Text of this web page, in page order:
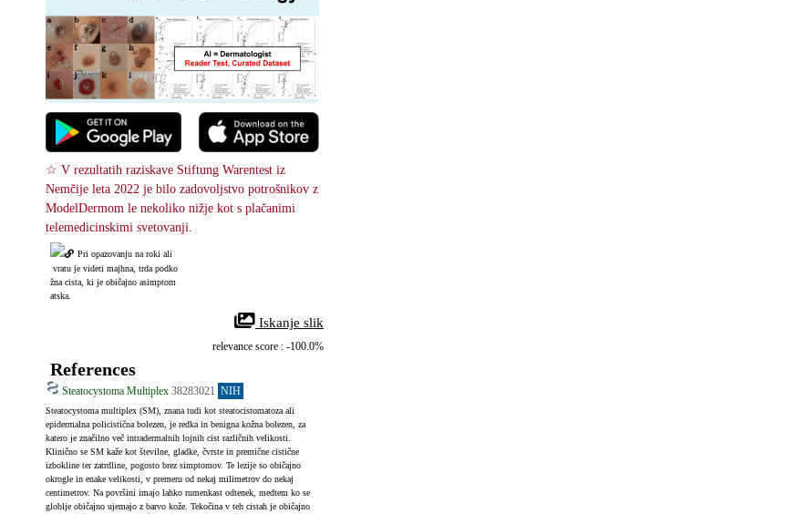
☆ V rezultatih raziskave Stiftung Warentest iz
Nemčije leta 2022 je bilo zadovoljstvo potrošnikov z
ModelDermom le nekoliko nižje kot s plačanimi
telemedicinskimi svetovanji.
Pri opazovanju na roki ali
vratu je videti majhna, trda podko
žna cista, ki je običajno asimptom
atska.
Iskanje slik
relevance score : -100.0%
References
Steatocystoma Multiplex 38283021 NIH
Steatocystoma multiplex (SM), znana tudi kot steatocistomatoza ali
epidermalna policistična bolezen, je redka in benigna kožna bolezen, za
katero je značilno več intradermalnih lojnih cist različnih velikosti.
Klinično se SM kaže kot številne, gladke, čvrste in premične cistične
izbokline ter zatrdline, pogosto brez simptomov. Te lezije so običajno
okrogle in enake velikosti, v premeru od nekaj milimetrov do nekaj
centimetrov. Na površini imajo lahko rumenkast odtenek, medtem ko se
globlje običajno ujemajo z barvo kože. Tekočina v teh cistah je običajno